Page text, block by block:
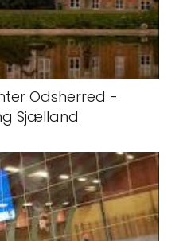
Odsherred -
Sjælland